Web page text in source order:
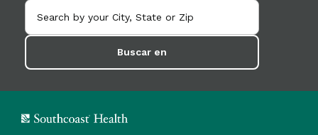
Buscar en